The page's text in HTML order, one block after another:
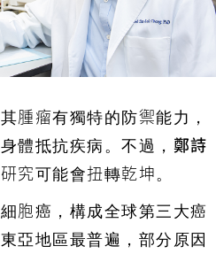
腫瘤有獨特的防禦能力，
體抵抗疾病。不過， 鄭詩
究可能會扭轉乾坤。
胞癌，構成全球第三大癌
亞地區最普遍，部分原因